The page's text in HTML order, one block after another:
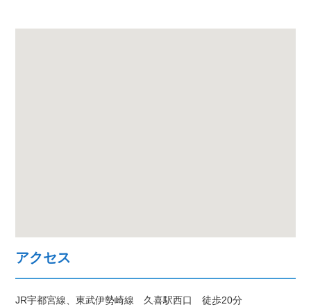
アクセス
JR宇都宮線、東武伊勢崎線 久喜駅西口 徒歩20分